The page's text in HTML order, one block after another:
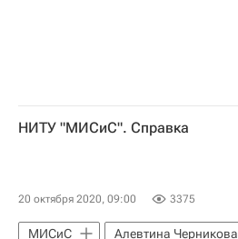
НИТУ "МИСиС". Справка
20 октября 2020, 09:00 3375
МИСиС
Алевтина Черникова